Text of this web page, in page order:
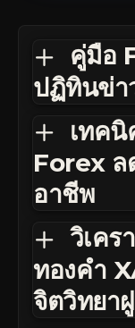
คู่มือ
ปฏิทินข่า
เทค
Forex ล
อาชีพ
วิเคร
ทองคำ
จิตวิทยา